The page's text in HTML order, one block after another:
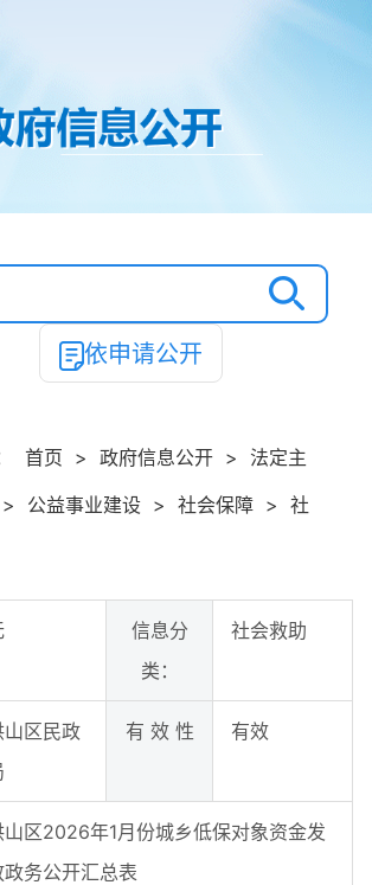
依申请公开
首页 > 政府信息公开 >
法定主
> 公益事业建设 > 社会保障 > 社
信息分
类：
社会救助
山区民政
有 效 性 有效
山区2026年1月份城乡低保对象资金发
政务公开汇总表